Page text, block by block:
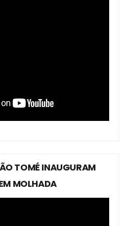
TOMÉ INAUGURAM
MOLHADA